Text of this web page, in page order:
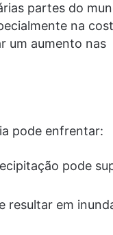
partes do
na
um aumento nas
pode enfrentar:
pode
resultar em